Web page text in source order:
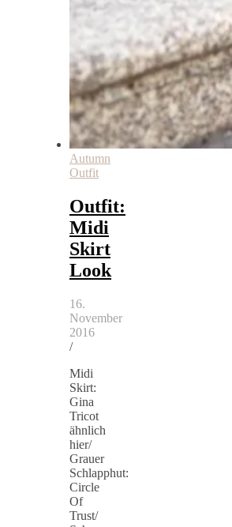
Autumn
Outfit
Outfit:
Midi
Skirt
Look
16.
November
2016
/
Midi
Skirt:
Gina
Tricot
ähnlich
hier/
Grauer
Schlapphut:
Circle
Of
Trust/